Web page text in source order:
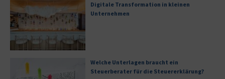
Digitale Transformation in kleinen
Unternehmen
Welche Unterlagen braucht ein
Steuerberater für die Steuererklärung?